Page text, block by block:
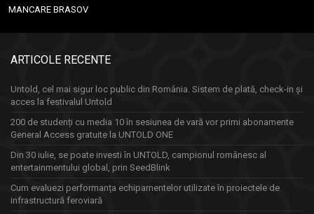
MANCARE BRASOV
ARTICOLE RECENTE
Untold, cel mai sigur loc public din România. Sistem de plată, check-in și
acces la festivalul Untold
200 de studenți cu media 10 în sesiunea de vară vor primi abonamente
General Access gratuite la UNTOLD ONE
Din 30 iulie, se poate investi în UNTOLD, campionul românesc al
entertainmentului global, prin SeedBlink
Cum evaluezi performanța echipamentelor utilizate în proiectele de
infrastructură feroviară